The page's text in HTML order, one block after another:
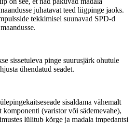
juhatavat teed liigpinge jaoks.
tekkimisel suunavad SPD-d
sissetuleva pinge suurusjärk ohutule
ühendatud seadet.
sisaldama vähemalt
komponenti (varistor või sädemevahe),
lülitub kõrge ja madala impedantsi